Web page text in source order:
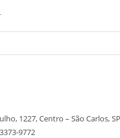
1227, Centro – São Carlos,
9772